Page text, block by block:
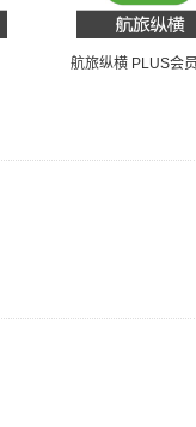
航旅纵横 PLUS会